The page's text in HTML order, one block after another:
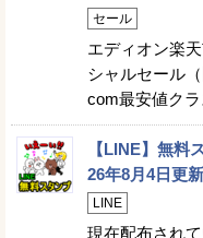
セール
エディオン楽
シャルセール
com最安値ク
【LINE】無料
26年8月4日更
LINE
現在配布され